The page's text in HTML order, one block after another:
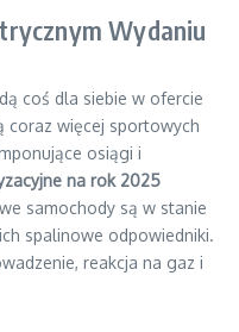
Wydaniu
coś dla siebie w ofercie
coraz więcej sportowych
osiągi i
na rok 2025
samochody są w stanie
spalinowe odpowiedniki.
reakcja na gaz i